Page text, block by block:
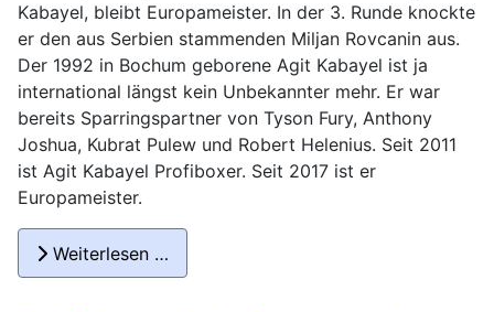
Kabayel, bleibt Europameister. In der 3. Runde knockte
er den aus Serbien stammenden Miljan Rovcanin aus.
Der 1992 in Bochum geborene Agit Kabayel ist ja
international längst kein Unbekannter mehr. Er war
bereits Sparringspartner von Tyson Fury, Anthony
Joshua, Kubrat Pulew und Robert Helenius. Seit 2011
ist Agit Kabayel Profiboxer. Seit 2017 ist er
Europameister.
Weiterlesen …